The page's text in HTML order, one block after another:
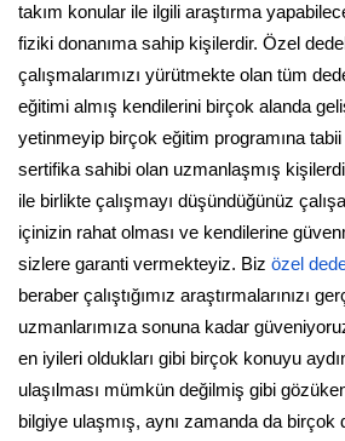
takım konular ile ilgili araştırma
fiziki donanıma sahip kişilerdir. Özel
çalışmalarımızı yürütmekte olan tüm
eğitimi almış kendilerini birçok alanda
yetinmeyip birçok eğitim programına
sertifika sahibi olan uzmanlaşmış
ile birlikte çalışmayı düşündüğünüz
içinizin rahat olması ve kendilerine
sizlere garanti vermekteyiz. Biz özel
beraber çalıştığımız araştırmalarınızı
uzmanlarımıza sonuna kadar
en iyileri oldukları gibi birçok konuyu
ulaşılması mümkün değilmiş gibi
bilgiye ulaşmış, aynı zamanda da